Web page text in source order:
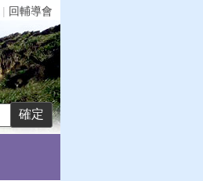
回輔導會